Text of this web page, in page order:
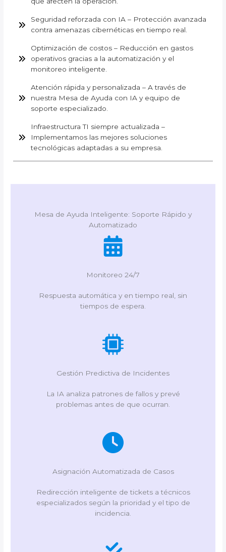
Seguridad reforzada con IA – Protección avanzada
contra amenazas cibernéticas en tiempo real.
Optimización de costos – Reducción en gastos
operativos gracias a la automatización y el
monitoreo inteligente.
Atención rápida y personalizada – A través de
nuestra Mesa de Ayuda con IA y equipo de
soporte especializado.
Infraestructura TI siempre actualizada –
Implementamos las mejores soluciones
tecnológicas adaptadas a su empresa.
Mesa de Ayuda Inteligente: Soporte Rápido y
Automatizado
Monitoreo 24/7
Respuesta automática y en tiempo real, sin
tiempos de espera.
Gestión Predictiva de Incidentes
La IA analiza patrones de fallos y prevé
problemas antes de que ocurran.
Asignación Automatizada de Casos
Redirección inteligente de tickets a técnicos
especializados según la prioridad y el tipo de
incidencia.